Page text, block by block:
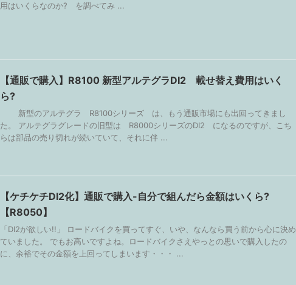
用はいくらなのか? を調べてみ ...
【通販で購入】R8100 新型アルテグラDI2 載せ替え費用はいく
ら?
新型のアルテグラ R8100シリーズ は、もう通販市場にも出回ってきまし
た。 アルテグラグレードの旧型は R8000シリーズのDI2 になるのですが、こち
らは部品の売り切れが続いていて、それに伴 ...
【ケチケチDI2化】通販で購入-自分で組んだら金額はいくら?
【R8050】
「DI2が欲しい!!」 ロードバイクを買ってすぐ、いや、なんなら買う前から心に決め
ていました。 でもお高いですよね。ロードバイクさえやっとの思いで購入したの
に、余裕でその金額を上回ってしまいます・・・ ...